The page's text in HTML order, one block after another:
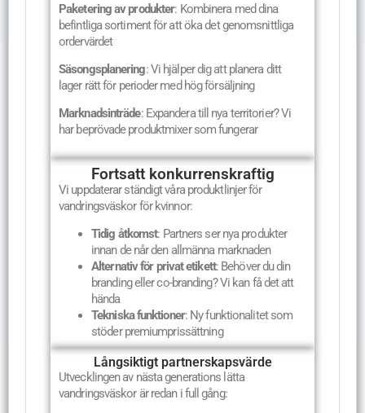
Paketering av produkter: Kombinera med dina
befintliga sortiment för att öka det genomsnittliga
ordervärdet
Säsongsplanering: Vi hjälper dig att planera ditt
lager rätt för perioder med hög försäljning
Marknadsinträde: Expandera till nya territorier? Vi
har beprövade produktmixer som fungerar
Fortsatt konkurrenskraftig
Vi uppdaterar ständigt våra produktlinjer för
vandringsväskor för kvinnor:
Tidig åtkomst: Partners ser nya produkter
innan de når den allmänna marknaden
Alternativ för privat etikett: Behöver du din
branding eller co-branding? Vi kan få det att
hända
Tekniska funktioner: Ny funktionalitet som
stöder premiumprissättning
Långsiktigt partnerskapsvärde
Utvecklingen av nästa generations lätta
vandringsväskor är redan i full gång: